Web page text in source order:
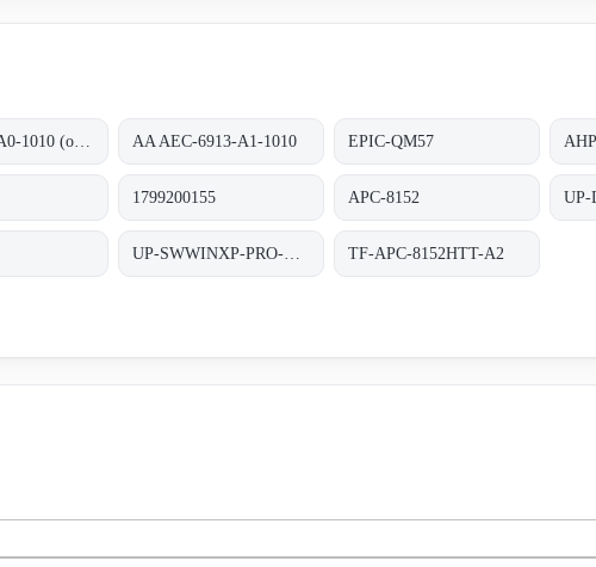
AA AEC-6913-A1-1010 EPIC-QM57
1799200155 APC-8152 UP-
TF-APC-8152HTT-A2